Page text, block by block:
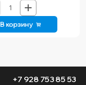
В корзину
+7 928 753 85 53